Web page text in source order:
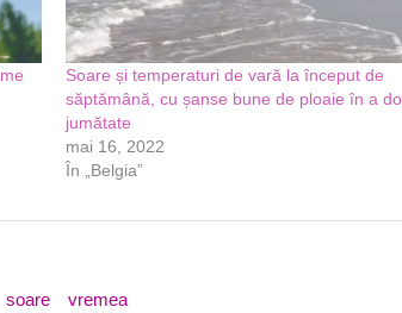
Soare și temperaturi de vară la început de
săptămână, cu șanse bune de ploaie în a
jumătate
mai 16, 2022
În „Belgia”
soare vremea